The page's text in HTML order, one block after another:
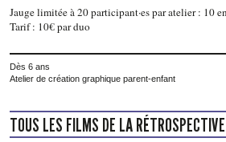
Jauge limitée à 20 participant·es par atelier : 10
Tarif : 10€ par duo
Dès 6 ans
Atelier de création graphique parent-enfant
TOUS LES FILMS DE LA RÉTROSPECTIVE